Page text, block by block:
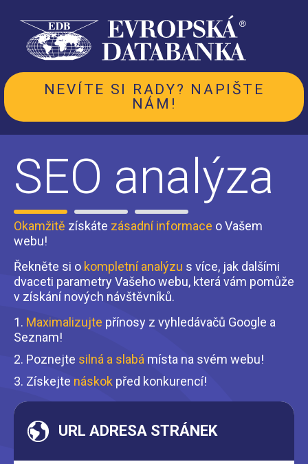
NEVÍTE SI RADY? NAPIŠTE
NÁM!
SEO analýza
Okamžitě získáte zásadní informace o Vašem
webu!
Řekněte si o kompletní analýzu s více, jak dalšími
dvaceti parametry Vašeho webu, která vám pomůže
v získání nových návštěvníků.
1. Maximalizujte přínosy z vyhledávačů Google a
Seznam!
2. Poznejte silná a slabá místa na svém webu!
3. Získejte náskok před konkurencí!
URL ADRESA STRÁNEK